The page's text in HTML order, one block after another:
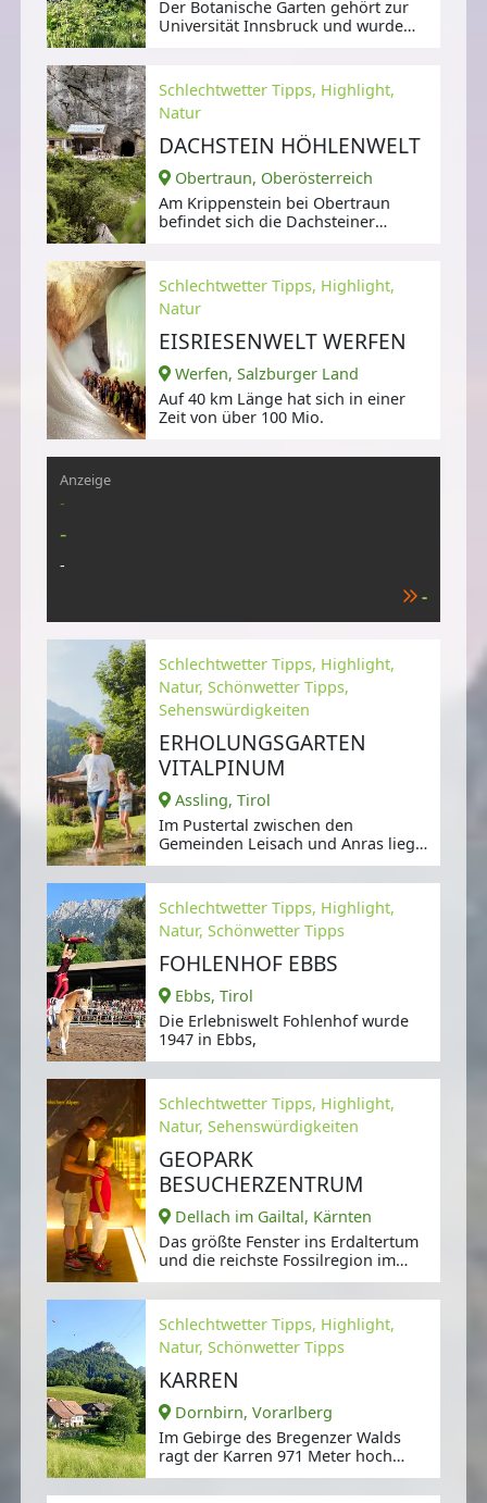
Der Botanische Garten gehört zur
Universität Innsbruck und wurde
Schlechtwetter Tipps, Highlight,
Natur
DACHSTEIN HÖHLENWELT
Obertraun, Oberösterreich
Am Krippenstein bei Obertraun
befindet sich die Dachsteiner
Schlechtwetter Tipps, Highlight,
Natur
EISRIESENWELT WERFEN
Werfen, Salzburger Land
Auf 40 km Länge hat sich in einer
Zeit von über 100 Mio.
Anzeige
-
-
-
-
Schlechtwetter Tipps, Highlight,
Natur, Schönwetter Tipps,
Sehenswürdigkeiten
ERHOLUNGSGARTEN
VITALPINUM
Assling, Tirol
Im Pustertal zwischen den
Gemeinden Leisach und Anras liegt
die Osttiroler Gemeinde Assling.
Schlechtwetter Tipps, Highlight,
Natur, Schönwetter Tipps
FOHLENHOF EBBS
Ebbs, Tirol
Die Erlebniswelt Fohlenhof wurde
1947 in Ebbs,
Schlechtwetter Tipps, Highlight,
Natur, Sehenswürdigkeiten
GEOPARK
BESUCHERZENTRUM
Dellach im Gailtal, Kärnten
Das größte Fenster ins Erdaltertum
und die reichste Fossilregion im
Alpenraum ist seit 2015 UNESCO
Schlechtwetter Tipps, Highlight,
Natur, Schönwetter Tipps
KARREN
Dornbirn, Vorarlberg
Im Gebirge des Bregenzer Walds
ragt der Karren 971 Meter hoch
hervor.